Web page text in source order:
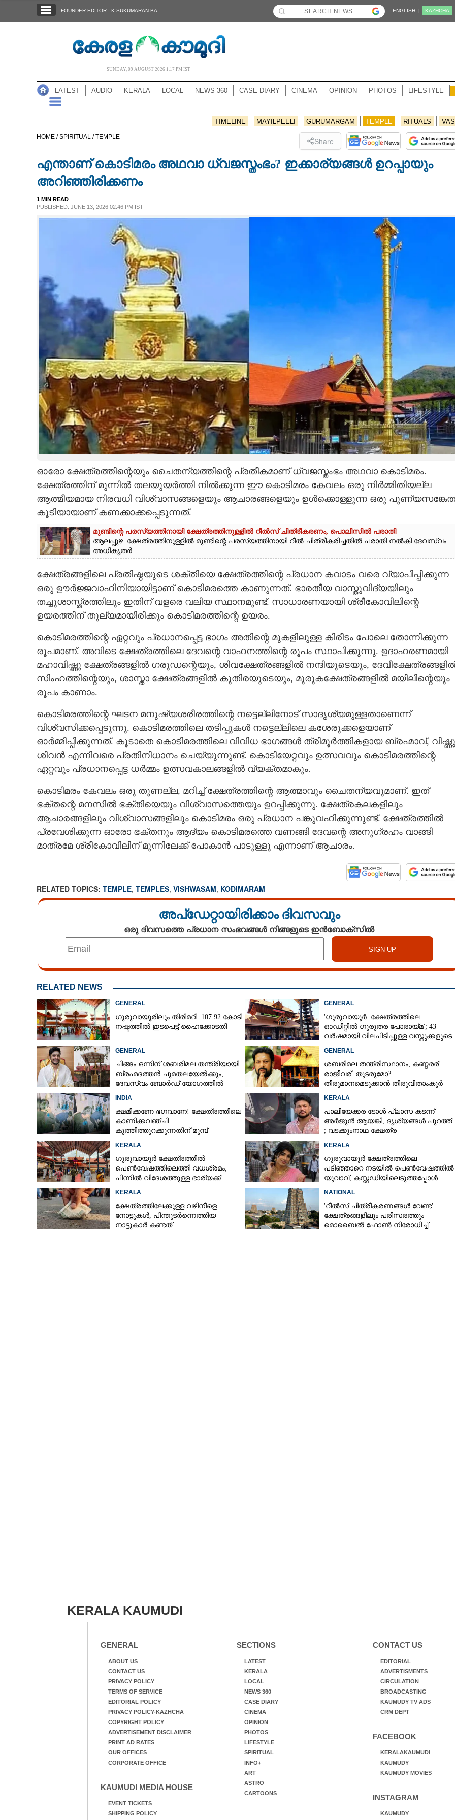
NOTIFIED NEWS
NEWS 360
CASE DIARY
CARTOONS
LITERATURE
CONTACT US
FOUNDER EDITOR : K SUKUMARAN BA ENGLISH | KĀZHCHA
SUNDAY, 09 AUGUST 2026 1.17 PM IST
LATEST AUDIO KERALA LOCAL NEWS 360 CASE DIARY CINEMA OPINION PHOTOS LIFESTYLE
TIMELINE MAYILPEELI GURUMARGAM TEMPLE RITUALS
HOME /SPIRITUAL /TEMPLE Share
എന്താണ് കൊടിമരം അഥവാ ധ്വജസ്തംഭം? ഇക്കാര്യങ്ങൾ ഉറപ്പായും
അറിഞ്ഞിരിക്കണം
1 MIN READ
PUBLISHED: JUNE 13, 2026 02:46 PM IST
ഓരോ ക്ഷേത്രത്തിന്റെയും ചൈതന്യത്തിന്റെ പ്രതീകമാണ് ധ്വജസ്തംഭം അഥവാ കൊടിമരം.
ക്ഷേത്രത്തിന് മുന്നിൽ തലയുയർത്തി നിൽക്കുന്ന ഈ കൊടിമരം കേവലം ഒരു നിർമ്മിതിയല്ല
ആത്മീയമായ നിരവധി വിശ്വാസങ്ങളെയും ആചാരങ്ങളെയും ഉൾക്കൊള്ളുന്ന ഒരു
കൂടിയായാണ് കണക്കാക്കപ്പെടുന്നത്.
മുണ്ടിന്റെ പരസ്യത്തിനായി ക്ഷേത്രത്തിനുള്ളിൽ റീൽസ് ചിത്രീകരണം, പൊലീസിൽ പരാതി
ആലപ്പുഴ: ക്ഷേത്രത്തിനുള്ളിൽ മുണ്ടിന്റെ പരസ്യത്തിനായി റീൽ ചിത്രീകരിച്ചതിൽ പരാതി നൽകി ദേവസ്വം
അധികൃതർ....
ക്ഷേത്രങ്ങളിലെ പ്രതിഷ്ഠയുടെ ശക്തിയെ ക്ഷേത്രത്തിന്റെ പ്രധാന കവാടം വരെ വ്യാപിപ്പിക്കുന്ന
ഒരു ഊർജ്ജവാഹിനിയായിട്ടാണ് കൊടിമരത്തെ കാണുന്നത്. ഭാരതീയ വാസ്തുവിദ്യയിലും
തച്ചുശാസ്ത്രത്തിലും ഇതിന് വളരെ വലിയ സ്ഥാനമുണ്ട്. സാധാരണയായി ശ്രീകോവിലിന്റെ
ഉയരത്തിന് തുല്യമായിരിക്കും കൊടിമരത്തിന്റെ ഉയരം.
കൊടിമരത്തിന്റെ ഏറ്റവും പ്രധാനപ്പെട്ട ഭാഗം അതിന്റെ മുകളിലുള്ള കിരീടം പോലെ തോന്നിക്കുന്ന
രൂപമാണ്. അവിടെ ക്ഷേത്രത്തിലെ ദേവന്റെ വാഹനത്തിന്റെ രൂപം സ്ഥാപിക്കുന്നു. ഉദാഹരണമായി
മഹാവിഷ്ണു ക്ഷേത്രങ്ങളിൽ ഗരുഡന്റെയും, ശിവക്ഷേത്രങ്ങളിൽ നന്ദിയുടെയും,
സിംഹത്തിന്റെയും, ശാസ്താ ക്ഷേത്രങ്ങളിൽ കുതിരയുടെയും, മുരുകക്ഷേത്രങ്ങളിൽ മയിലിന്റെയും
രൂപം കാണാം.
കൊടിമരത്തിന്റെ ഘടന മനുഷ്യശരീരത്തിന്റെ നട്ടെല്ലിനോട് സാദൃശ്യമുള്ളതാണെന്ന്
വിശ്വസിക്കപ്പെടുന്നു. കൊടിമരത്തിലെ തടിപ്പുകൾ നട്ടെല്ലിലെ കശേരുക്കളെയാണ്
ഓർമ്മിപ്പിക്കുന്നത്. കൂടാതെ കൊടിമരത്തിലെ വിവിധ ഭാഗങ്ങൾ ത്രിമൂർത്തികളായ ബ്രഹ്മാവ്,
ശിവൻ എന്നിവരെ പ്രതിനിധാനം ചെയ്യുന്നുണ്ട്. കൊടിയേറ്റവും ഉത്സവവും കൊടിമരത്തിന്റെ
ഏറ്റവും പ്രധാനപ്പെട്ട ധർമ്മം ഉത്സവകാലങ്ങളിൽ വ്യക്തമാകും.
കൊടിമരം കേവലം ഒരു തൂണല്ല, മറിച്ച് ക്ഷേത്രത്തിന്റെ ആത്മാവും ചൈതന്യവുമാണ്. ഇത്
ഭക്തന്റെ മനസിൽ ഭക്തിയെയും വിശ്വാസത്തെയും ഉറപ്പിക്കുന്നു. ക്ഷേത്രകലകളിലും
ആചാരങ്ങളിലും വിശ്വാസങ്ങളിലും കൊടിമരം ഒരു പ്രധാന പങ്കുവഹിക്കുന്നുണ്ട്. ക്ഷേത്രത്തിൽ
പ്രവേശിക്കുന്ന ഓരോ ഭക്തനും ആദ്യം കൊടിമരത്തെ വണങ്ങി ദേവന്റെ അനുഗ്രഹം വാങ്ങി
മാത്രമേ ശ്രീകോവിലിന് മുന്നിലേക്ക് പോകാൻ പാടുള്ളൂ എന്നാണ് ആചാരം.
RELATED TOPICS: TEMPLE, TEMPLES, VISHWASAM, KODIMARAM
അപ്ഡേറ്റായിരിക്കാം ദിവസവും
ഒരു ദിവസത്തെ പ്രധാന സംഭവങ്ങൾ നിങ്ങളുടെ ഇൻബോക്സിൽ
RELATED NEWS
GENERAL
ഗുരുവായൂരിലും തിരിമറി: 107.92 കോടി
നഷ്ടത്തിൽ ഇടപെട്ട് ഹൈക്കോടതി
GENERAL
'ഗുരുവായൂർ ക്ഷേത്രത്തിലെ
ഓഡിറ്റിൽ ഗുരുതര പോരായ്മ'; 43
വർഷമായി വിലപിടിപ്പുള്ള വസ്തുക്കളുടെ
GENERAL
ചിങ്ങം ഒന്നിന് ശബരിമല തന്ത്രിയായി
ബ്രഹ്മദത്തൻ ചുമതലയേൽക്കും;
ദേവസ്വം ബോർഡ് യോഗത്തിൽ
GENERAL
ശബരിമല തന്ത്രിസ്ഥാനം; കണ്ഠരര്
രാജീവര് തുടരുമോ?
തീരുമാനമെടുക്കാൻ തിരുവിതാംകൂർ
INDIA
ക്ഷമിക്കണേ ഭഗവാനേ! ക്ഷേത്രത്തിലെ
കാണിക്കവഞ്ചി
കുത്തിത്തുറക്കുന്നതിന് മുമ്പ്
KERALA
പാലിയേക്കര ടോൾ പ്ലാസ കടന്ന്
അർജുൻ ആയങ്കി,​ ദൃശ്യങ്ങൾ പുറത്ത്
; വടക്കുംനാഥ ക്ഷേത്ര
KERALA
ഗുരുവായൂർ ക്ഷേത്രത്തിൽ
പെൺവേഷത്തിലെത്തി വധശ്രമം;
പിന്നിൽ വിദേശത്തുള്ള ഭാര്യക്ക്
KERALA
ഗുരുവായൂർ ക്ഷേത്രത്തിലെ
പടിഞ്ഞാറെ നടയിൽ പെൺവേഷത്തിൽ
യുവാവ്,​ കസ്റ്റഡിയിലെടുത്തപ്പോൾ
KERALA
ക്ഷേത്രത്തിലേക്കുള്ള വഴിനീളെ
നോട്ടുകൾ,​ പിന്തുടർന്നെത്തിയ
നാട്ടുകാർ കണ്ടത്
NATIONAL
'റീൽസ് ചിത്രീകരണങ്ങൾ വേണ്ട':
ക്ഷേത്രങ്ങളിലും പരിസരത്തും
മൊബൈൽ ഫോൺ നിരോധിച്ച്
KERALA KAUMUDI
GENERAL
ABOUT US
CONTACT US
PRIVACY POLICY
TERMS OF SERVICE
EDITORIAL POLICY
PRIVACY POLICY-KAZHCHA
COPYRIGHT POLICY
ADVERTISEMENT DISCLAIMER
PRINT AD RATES
OUR OFFICES
CORPORATE OFFICE
KAUMUDI MEDIA HOUSE
EVENT TICKETS
SHIPPING POLICY
SECTIONS
LATEST
KERALA
LOCAL
NEWS 360
CASE DIARY
CINEMA
OPINION
PHOTOS
LIFESTYLE
SPIRITUAL
INFO+
ART
ASTRO
CARTOONS
CONTACT US
EDITORIAL
ADVERTISMENTS
CIRCULATION
BROADCASTING
KAUMUDY TV ADS
CRM DEPT
FACEBOOK
KERALAKAUMUDI
KAUMUDY
KAUMUDY MOVIES
INSTAGRAM
KAUMUDY
എന്താണ് കൊടിമരം അഥവാ ധ്വജസ്തംഭം?
ഇക്കാര്യങ്ങൾ ഉറപ്പായും
Share this link
Copy Link